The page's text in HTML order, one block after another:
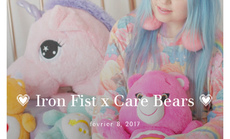
💗 Iron Fist x Care Bears 💗
février 8, 2017